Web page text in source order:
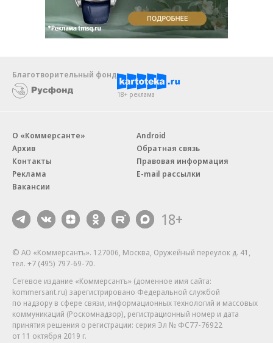
Благотворительный фонд
18+ реклама
О «Коммерсанте»
Архив
Контакты
Реклама
Вакансии
Android
Обратная связь
Правовая информация
E-mail рассылки
18+
© АО «Коммерсантъ». 127006, Москва, Оружейный переулок д. 41,
тел. +7 (495) 797-69-70.
Сетевое издание «Коммерсантъ» (доменное имя сайта:
kommersant.ru) зарегистрировано Федеральной службой
по надзору в сфере связи, информационных технологий и массовых
коммуникаций (Роскомнадзор), регистрационный номер и дата
принятия решения о регистрации: серия Эл № ФС77-76922
от 11 октября 2019 г.